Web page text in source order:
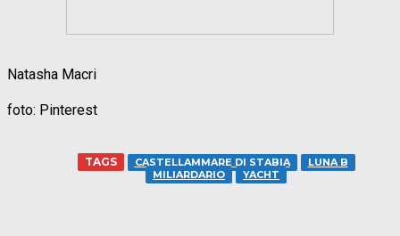
Natasha Macri
foto: Pinterest
TAGS CASTELLAMMARE DI STABIA
LUNA B
MILIARDARIO
YACHT